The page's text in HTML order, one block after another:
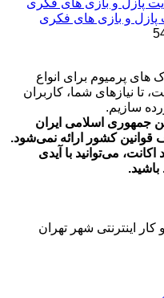
تومان699,000
تا
تومان549,000
های پرمیوم برای انواع
تا نیازهای شما، کاربران
سازیم.
جمهوری اسلامی ایران
کشور ارائه نمی‌شود.
می‌توانید با آیدی
اینترنتی شهر تهران